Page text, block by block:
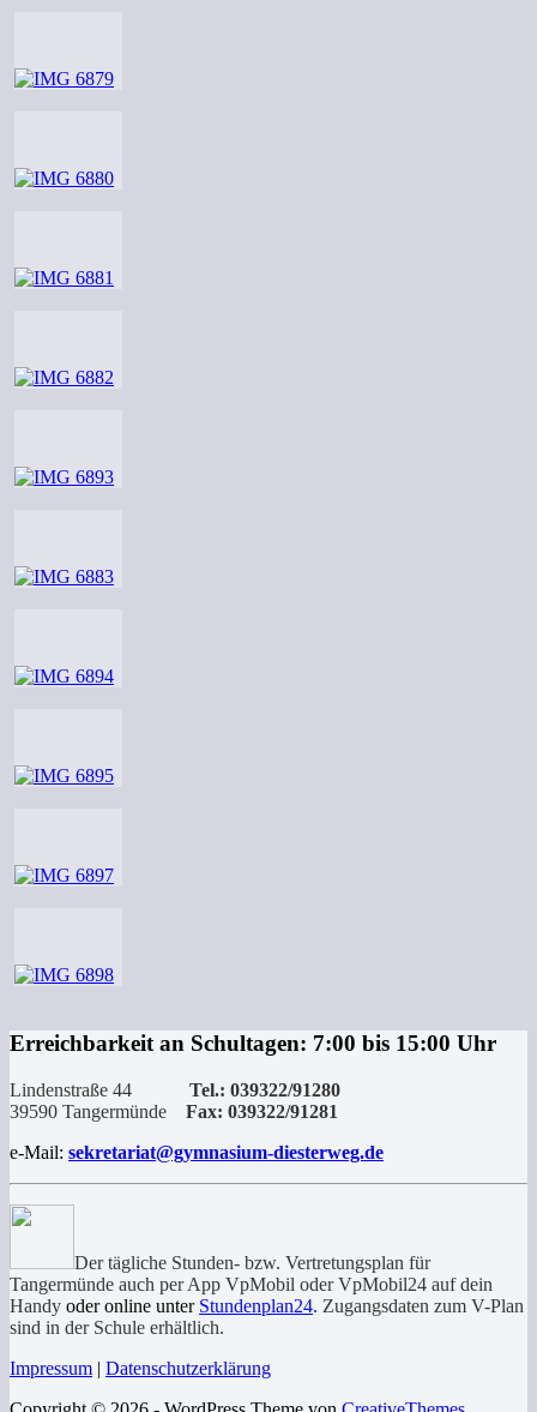
Erreichbarkeit an Schultagen: 7:00 bis 15:00 Uhr
Lindenstraße 44 Tel.: 039322/91280
39590 Tangermünde Fax: 039322/91281
e-Mail: sekretariat@gymnasium-diesterweg.de
Der tägliche Stunden- bzw. Vertretungsplan für
Tangermünde auch per App VpMobil oder VpMobil24 auf dein
Handy oder online unter Stundenplan24. Zugangsdaten zum V-Plan
sind in der Schule erhältlich.
Impressum | Datenschutzerklärung